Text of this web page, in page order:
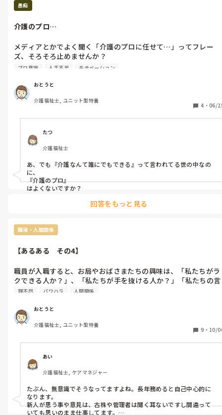
愚痴
介護のプロ…
メディアとかでよく聞く「介護のプロに任せて…」ってフレー
ズ、そろそろ止めませんか？
やみくもに任せられても、人手不足でギリギリの中、十分なケア
入居者様、利用者様を見るたびに、申し訳ない気持ちになりま
す。
プロ意識 人手不足 モチベーション
おとうと
介護福祉士, ユニット型特養
4 ・ 06/
たつ
介護福祉士
あ、でも『介護なんて誰にでもできる』って言われてる世の中なの
に、
『介護のプロ』
はよくないですか？
回答をもっと見る
職場・人間関係
【あるある　その4】
職員が入職すると、お局やおばさまたちの興味は、「私たちがラ
クできる人か？」、「私たちが手を抜ける人か？」「私たちの言
うことを聞いてくれる人か？」などになる。
理不尽 パワハラ 人間関係
おとうと
介護福祉士, ユニット型特養
9 ・ 10/
あい
介護福祉士, ケアマネジャー
たぶん、無意識でそうなってますよね。長年務めると自己中心的に
なります。
新人が思う事や意見は、古株や管理者は聞く耳ないですし間違って
いても思いのまま仕事してます。